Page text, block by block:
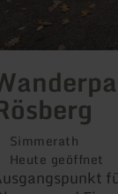
Simmerath
Heute geöffnet